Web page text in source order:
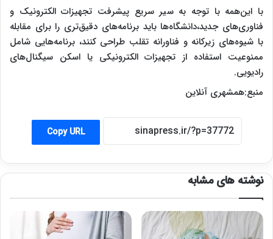
با این‌همه با توجه به سیر سریع پیشرفت تجهیزات الکترونیک و
فناوری‌های جدید،‌دانشگاه‌ها باید برنامه‌های دقیق‌تری را برای مقابله
با شیوه‌های زیرکانه و فناورانه تقلب طراحی کنند،‌ برنامه‌هایی شامل
ممنوعیت استفاده از تجهیزات الکترونیکی یا اسکن سیگنال‌های
رادیویی.
منبع:همشهری آنلاین
Copy URL
نوشته های مشابه